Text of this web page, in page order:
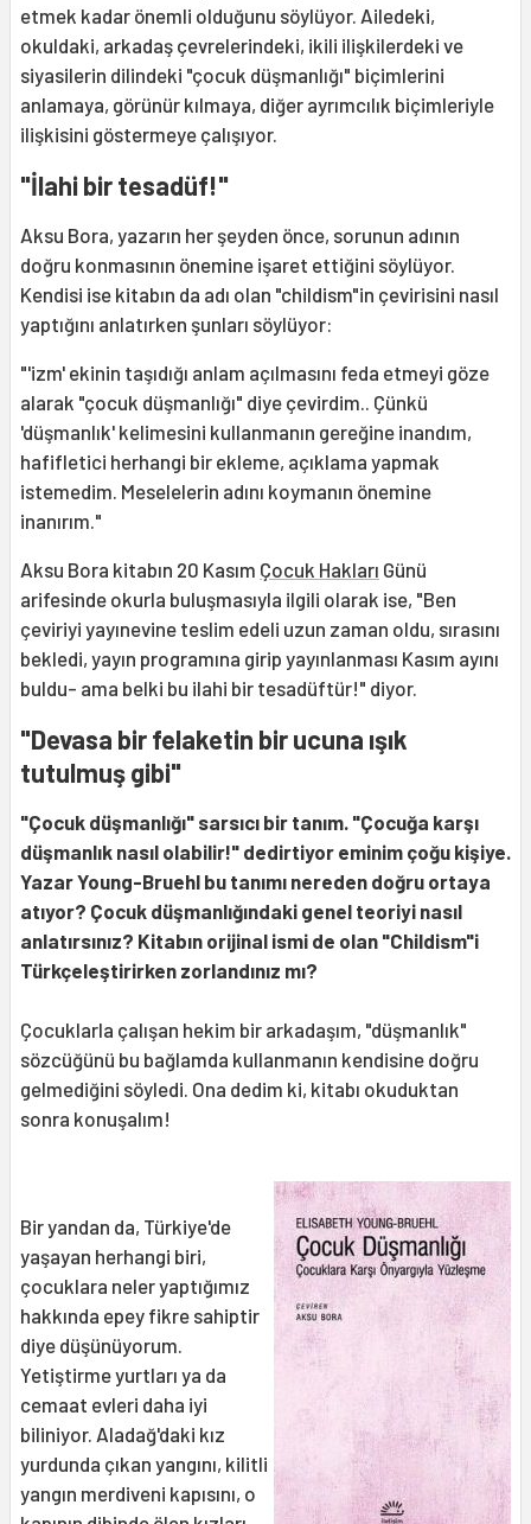
etmek kadar önemli olduğunu söylüyor. Ailedeki,
okuldaki, arkadaş çevrelerindeki, ikili ilişkilerdeki ve
siyasilerin dilindeki "çocuk düşmanlığı" biçimlerini
anlamaya, görünür kılmaya, diğer ayrımcılık biçimleriyle
ilişkisini göstermeye çalışıyor.
"İlahi bir tesadüf!"
Aksu Bora, yazarın her şeyden önce, sorunun adının
doğru konmasının önemine işaret ettiğini söylüyor.
Kendisi ise kitabın da adı olan "childism"in çevirisini nasıl
yaptığını anlatırken şunları söylüyor:
"'izm' ekinin taşıdığı anlam açılmasını feda etmeyi göze
alarak "çocuk düşmanlığı" diye çevirdim.. Çünkü
'düşmanlık' kelimesini kullanmanın gereğine inandım,
hafifletici herhangi bir ekleme, açıklama yapmak
istemedim. Meselelerin adını koymanın önemine
inanırım."
Aksu Bora kitabın 20 Kasım Çocuk Hakları Günü
arifesinde okurla buluşmasıyla ilgili olarak ise, "Ben
çeviriyi yayınevine teslim edeli uzun zaman oldu, sırasını
bekledi, yayın programına girip yayınlanması Kasım ayını
buldu- ama belki bu ilahi bir tesadüftür!" diyor.
"Devasa bir felaketin bir ucuna ışık
tutulmuş gibi"
"Çocuk düşmanlığı" sarsıcı bir tanım. "Çocuğa karşı
düşmanlık nasıl olabilir!" dedirtiyor eminim çoğu kişiye.
Yazar Young-Bruehl bu tanımı nereden doğru ortaya
atıyor? Çocuk düşmanlığındaki genel teoriyi nasıl
anlatırsınız? Kitabın orijinal ismi de olan "Childism"i
Türkçeleştirirken zorlandınız mı?
Çocuklarla çalışan hekim bir arkadaşım, "düşmanlık"
sözcüğünü bu bağlamda kullanmanın kendisine doğru
gelmediğini söyledi. Ona dedim ki, kitabı okuduktan
sonra konuşalım!
Bir yandan da, Türkiye'de
yaşayan herhangi biri,
çocuklara neler yaptığımız
hakkında epey fikre sahiptir
diye düşünüyorum.
Yetiştirme yurtları ya da
cemaat evleri daha iyi
biliniyor. Aladağ'daki kız
yurdunda çıkan yangını, kilitli
yangın merdiveni kapısını, o